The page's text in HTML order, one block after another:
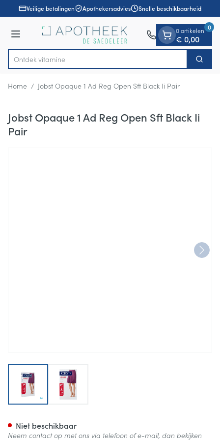
Ga naar de inhoud
1 van 1Veilige betalingen Apothekersadvies Snelle beschikbaarheid
Menu
Product, merk, categorie...
Ontdek v Zoek
0 artikelen
€ 0,00
0
Home / Jobst Opaque 1 Ad Reg Open Sft Black Ii Pair
Jobst Opaque 1 Ad Reg Open Sft Black Ii
Pair
View larger imageView larger image
Niet beschikbaar
Neem contact op met ons via telefoon of e-mail, dan bekijken